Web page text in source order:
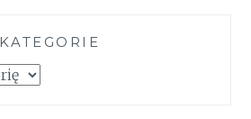
KATEGORIE